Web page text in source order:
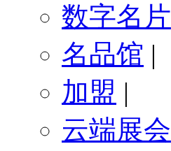
数字名片
名品馆 |
加盟 |
云端展会